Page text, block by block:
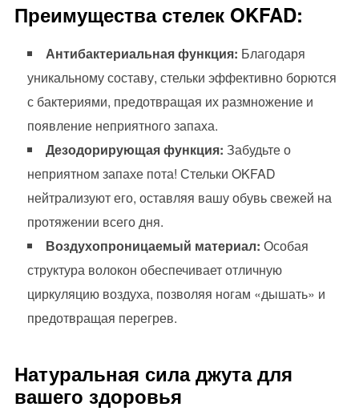
Преимущества стелек OKFAD:
Антибактериальная функция: Благодаря
уникальному составу, стельки эффективно борются
с бактериями, предотвращая их размножение и
появление неприятного запаха.
Дезодорирующая функция: Забудьте о
неприятном запахе пота! Стельки OKFAD
нейтрализуют его, оставляя вашу обувь свежей на
протяжении всего дня.
Воздухопроницаемый материал: Особая
структура волокон обеспечивает отличную
циркуляцию воздуха, позволяя ногам «дышать» и
предотвращая перегрев.
Натуральная сила джута для
вашего здоровья